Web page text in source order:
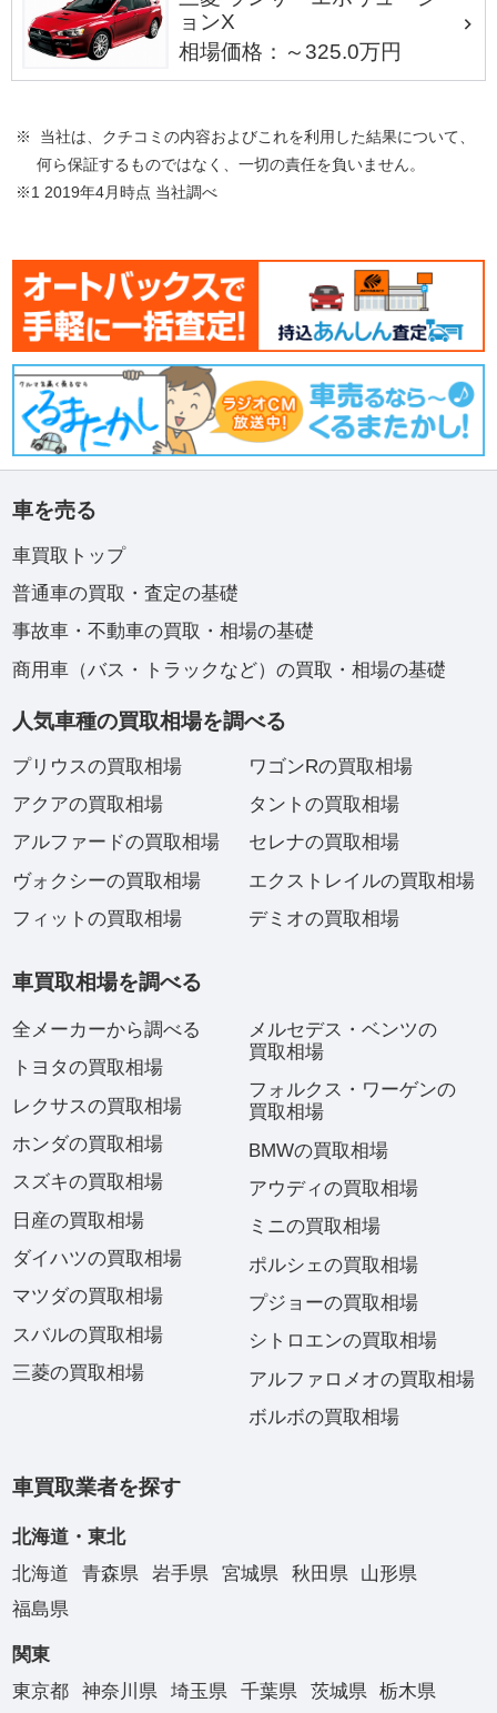
ョンX
相場価格：～325.0万円
※ 当社は、クチコミの内容およびこれを利用した結果について、
何ら保証するものではなく、一切の責任を負いません。
※1 2019年4月時点 当社調べ
車を売る
車買取トップ
普通車の買取・査定の基礎
事故車・不動車の買取・相場の基礎
商用車（バス・トラックなど）の買取・相場の基礎
人気車種の買取相場を調べる
プリウスの買取相場
アクアの買取相場
アルファードの買取相場
ヴォクシーの買取相場
フィットの買取相場
ワゴンRの買取相場
タントの買取相場
セレナの買取相場
エクストレイルの買取相場
デミオの買取相場
車買取相場を調べる
全メーカーから調べる
トヨタの買取相場
レクサスの買取相場
ホンダの買取相場
スズキの買取相場
日産の買取相場
ダイハツの買取相場
マツダの買取相場
スバルの買取相場
三菱の買取相場
メルセデス・ベンツの
買取相場
フォルクス・ワーゲンの
買取相場
BMWの買取相場
アウディの買取相場
ミニの買取相場
ポルシェの買取相場
プジョーの買取相場
シトロエンの買取相場
アルファロメオの買取相場
ボルボの買取相場
車買取業者を探す
北海道・東北
北海道
青森県 岩手県 宮城県 秋田県
山形県
福島県
関東
東京都
神奈川県 埼玉県 千葉県 茨城県
栃木県